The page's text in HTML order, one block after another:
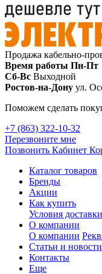
Продажа кабельно-
Время работы Пн-Пт
Сб-Вс Выходной
Ростов-на-Дону ул.
Поможем сделать
+7 (863) 322-10-32
Перезвоните мне
Позвонить Кабинет
Каталог товаров
Бренды
Акции
Как купить
Условия доставки
О компании
О компании
Статьи и новости
Контакты
Еще